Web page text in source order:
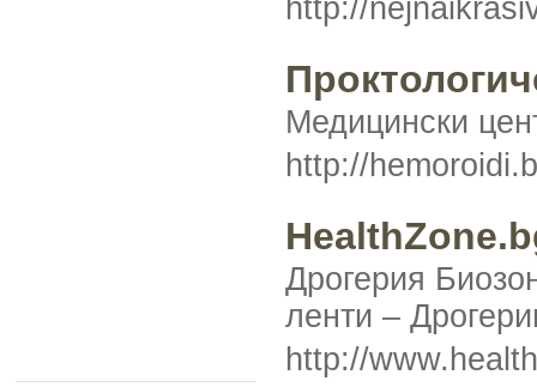
http://
Медицински
http://
Дрогерия
ленти –
http://